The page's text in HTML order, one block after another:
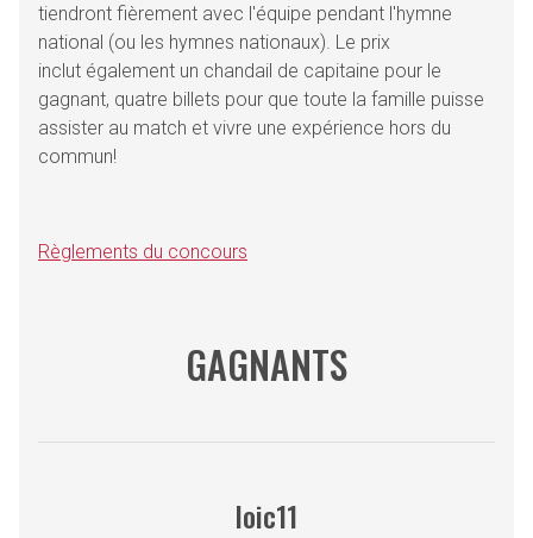
tiendront fièrement avec l'équipe pendant l'hymne
national (ou les hymnes nationaux). Le prix
inclut également un chandail de capitaine pour le
gagnant, quatre billets pour que toute la famille puisse
assister au match et vivre une expérience hors du
commun!
Règlements du concours
GAGNANTS
loic11